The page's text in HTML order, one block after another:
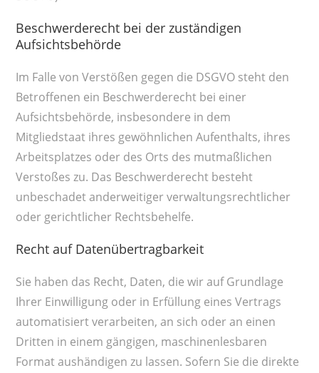
Beschwerderecht bei der zuständigen
Aufsichtsbehörde
Im Falle von Verstößen gegen die DSGVO steht den
Betroffenen ein Beschwerderecht bei einer
Aufsichtsbehörde, insbesondere in dem
Mitgliedstaat ihres gewöhnlichen Aufenthalts, ihres
Arbeitsplatzes oder des Orts des mutmaßlichen
Verstoßes zu. Das Beschwerderecht besteht
unbeschadet anderweitiger verwaltungsrechtlicher
oder gerichtlicher Rechtsbehelfe.
Recht auf Datenübertragbarkeit
Sie haben das Recht, Daten, die wir auf Grundlage
Ihrer Einwilligung oder in Erfüllung eines Vertrags
automatisiert verarbeiten, an sich oder an einen
Dritten in einem gängigen, maschinenlesbaren
Format aushändigen zu lassen. Sofern Sie die direkte